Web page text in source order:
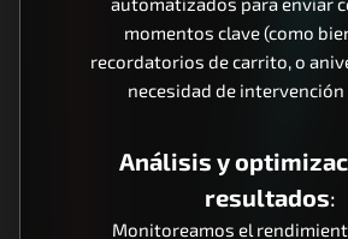
momentos clave (como
recordatorios de carrito, o
necesidad de intervención
Análisis y
resultados:
Monitoreamos el